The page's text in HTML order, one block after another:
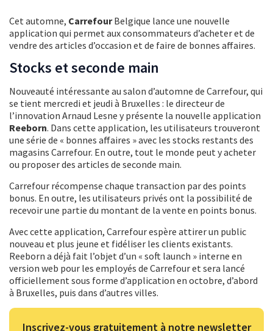
Cet automne, CarrefourBelgique lance une nouvelle
application qui permet aux consommateurs d’acheter et de
vendre des articles d’occasion et de faire de bonnes affaires.
Stocks et seconde main
Nouveauté intéressante au salon d’automne de Carrefour, qui
se tient mercredi et jeudi à Bruxelles : le directeur de
l’innovation Arnaud Lesne y présente la nouvelle application
Reeborn. Dans cette application, les utilisateurs trouveront
une série de « bonnes affaires » avec les stocks restants des
magasins Carrefour. En outre, tout le monde peut y acheter
ou proposer des articles de seconde main.
Carrefour récompense chaque transaction par des points
bonus. En outre, les utilisateurs privés ont la possibilité de
recevoir une partie du montant de la vente en points bonus.
Avec cette application, Carrefour espère attirer un public
nouveau et plus jeune et fidéliser les clients existants.
Reeborn a déjà fait l’objet d’un « soft launch » interne en
version web pour les employés de Carrefour et sera lancé
officiellement sous forme d’application en octobre, d’abord
à Bruxelles, puis dans d’autres villes.
Inscrivez-vous gratuitement à notre newsletter